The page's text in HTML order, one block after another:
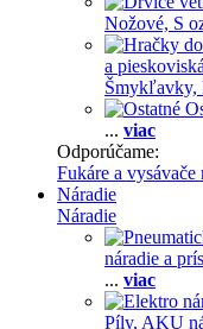
Nožové, S
a pieskoviská
Šmykľavky,
... viac
Odporúčame:
Fukáre a vysávače
Náradie
Náradie
náradie a
... viac
Píly, AKU